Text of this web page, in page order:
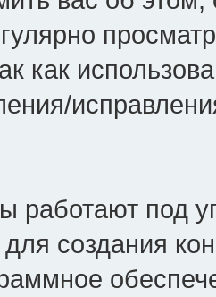
как
под
для создания